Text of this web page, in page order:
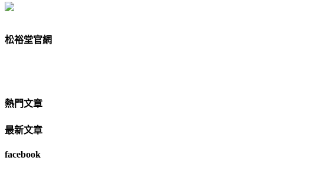
松裕堂官網
熱門文章
最新文章
facebook